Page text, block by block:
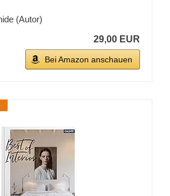
(Autor)
29,00 EUR
Bei Amazon anschauen